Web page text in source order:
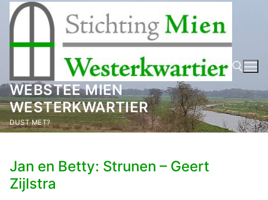
naar
inhoud
WEBSTEE MIEN
WESTERKWARTIER
DUST MET? Zoeken naar:
Jan en Betty: Strunen – Geert
Zijlstra